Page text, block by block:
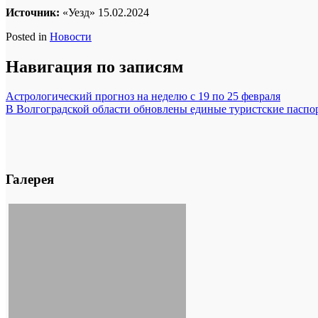
Источник: «Уезд» 15.02.2024
Posted in Новости
Навигация по записям
Астрологический прогноз на неделю с 19 по 25 февраля
В Волгоградской области обновлены единые туристские
Галерея